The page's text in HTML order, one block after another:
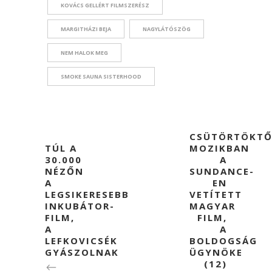
KOVÁCS GELLÉRT FILMSZERÉSZ
MARGITHÁZI BEJA NAGYLÁTÓSZÖG
NEM HALOK MEG
SMOKE SAUNA SISTERHOOD
TÚL A
30.000
NÉZŐN
A
LEGSIKERESEBB
INKUBÁTOR-
FILM,
A
LEFKOVICSÉK
GYÁSZOLNAK
MOZIKBAN
A
SUNDANCE-
EN
VETÍTETT
MAGYAR
FILM,
A
BOLDOGSÁG
ÜGYNÖKE
(12)